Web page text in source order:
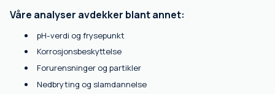
Våre analyser avdekker blant annet:
pH-verdi og frysepunkt
Korrosjonsbeskyttelse
Forurensninger og partikler
Nedbryting og slamdannelse